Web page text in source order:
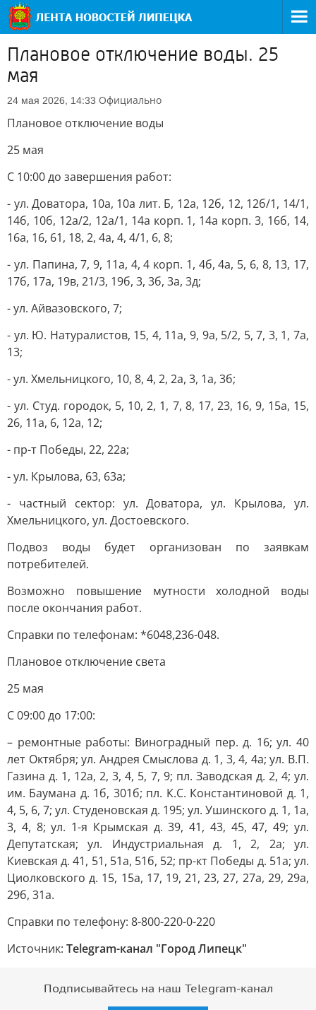
Плановое отключение воды. 25
мая
24 мая 2026, 14:33 Официально
Плановое отключение воды
25 мая
С 10:00 до завершения работ:
- ул. Доватора, 10а, 10а лит. Б, 12а, 12б, 12, 12б/1, 14/1,
14б, 10б, 12а/2, 12а/1, 14а корп. 1, 14а корп. 3, 16б, 14,
16а, 16, 61, 18, 2, 4а, 4, 4/1, 6, 8;
- ул. Папина, 7, 9, 11а, 4, 4 корп. 1, 4б, 4а, 5, 6, 8, 13, 17,
17б, 17а, 19в, 21/3, 19б, 3, 3б, 3а, 3д;
- ул. Айвазовского, 7;
- ул. Ю. Натуралистов, 15, 4, 11а, 9, 9а, 5/2, 5, 7, 3, 1, 7а,
13;
- ул. Хмельницкого, 10, 8, 4, 2, 2а, 3, 1а, 3б;
- ул. Студ. городок, 5, 10, 2, 1, 7, 8, 17, 23, 16, 9, 15а, 15,
26, 11а, 6, 12а, 12;
- пр-т Победы, 22, 22а;
- ул. Крылова, 63, 63а;
- частный сектор: ул. Доватора, ул. Крылова, ул.
Хмельницкого, ул. Достоевского.
Подвоз воды будет организован по заявкам
потребителей.
Возможно повышение мутности холодной воды
после окончания работ.
Справки по телефонам: *6048,236-048.
Плановое отключение света
25 мая
С 09:00 до 17:00:
– ремонтные работы: Виноградный пер. д. 16; ул. 40
лет Октября; ул. Андрея Смыслова д. 1, 3, 4, 4а; ул. В.П.
Газина д. 1, 12а, 2, 3, 4, 5, 7, 9; пл. Заводская д. 2, 4; ул.
им. Баумана д. 1б, 301б; пл. К.С. Константиновой д. 1,
4, 5, 6, 7; ул. Студеновская д. 195; ул. Ушинского д. 1, 1а,
3, 4, 8; ул. 1-я Крымская д. 39, 41, 43, 45, 47, 49; ул.
Депутатская; ул. Индустриальная д. 1, 2, 2а; ул.
Киевская д. 41, 51, 51а, 51б, 52; пр-кт Победы д. 51а; ул.
Циолковского д. 15, 15а, 17, 19, 21, 23, 27, 27а, 29, 29а,
29б, 31а.
Справки по телефону: 8-800-220-0-220
Источник: Telegram-канал "Город Липецк"
Подписывайтесь на наш Telegram-канал